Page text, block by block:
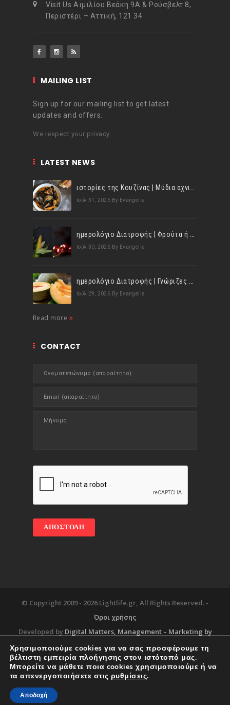
Visit Us Αιμιλίου Βεάκη 9Α & Ρούσβελτ 8,
Περιστέρι – Αττική, 121 34
MAILING LIST
Sign up for our mailing list to get latest
updates and offers.
We respect your privacy.
LATEST NEWS
Ιούλ 31, 2026 By Evangelia
Ιούλ 30, 2026 By Evangelia
Ιούλ 29, 2026 By Evangelia
Read more
CONTACT
© Copyright 2009 - 2026 Lightlife.gr, All Rights Reserved. -
Όροι χρήσης
Developed by Digital Matters, Management – Marketing by
Blog About Services
Corporate Support
Χρησιμοποιούμε cookies για να σας προσφέρουμε τη
βέλτιστη εμπειρία πλοήγησης στον ιστότοπό μας.
Μπορείτε να μάθετε ποια cookies χρησιμοποιούμε ή να
τα απενεργοποιήσετε στις ρυθμίσεις.
Αποδοχή